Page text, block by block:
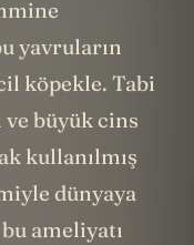
yavruların
köpekle. Tabi
ve büyük cins
kullanılmış
dünyaya